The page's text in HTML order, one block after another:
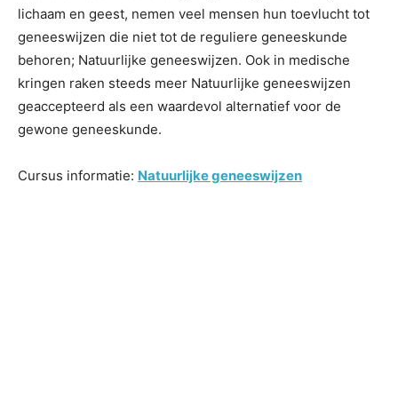
lichaam en geest, nemen veel mensen hun toevlucht tot
geneeswijzen die niet tot de reguliere geneeskunde
behoren; Natuurlijke geneeswijzen. Ook in medische
kringen raken steeds meer Natuurlijke geneeswijzen
geaccepteerd als een waardevol alternatief voor de
gewone geneeskunde.
Cursus informatie: Natuurlijke geneeswijzen